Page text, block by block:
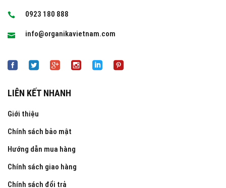
0923 180 888
info@organikavietnam.com
LIÊN KẾT NHANH
Giới thiệu
Chính sách bảo mật
Hướng dẫn mua hàng
Chính sách giao hàng
Chính sách đổi trả